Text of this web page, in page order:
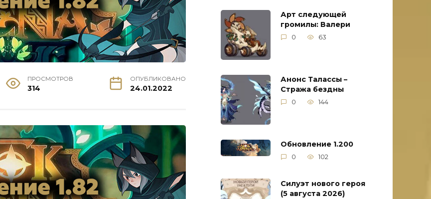
ПРОСМОТРОВ
314
ОПУБЛИКОВАНО
24.01.2022
Арт следующей
громилы: Валери
0 63
Анонс Талассы –
Стража бездны
0 144
Обновление 1.200
0 102
Силуэт нового героя
(5 августа 2026)